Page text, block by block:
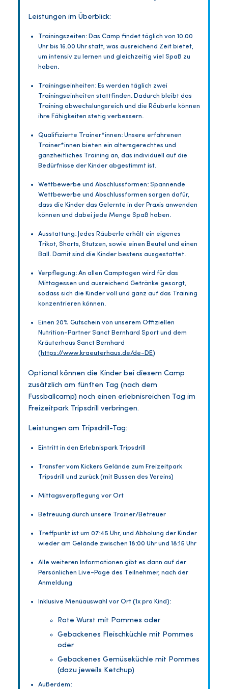
Leistungen im Überblick:
Trainingszeiten: Das Camp findet täglich von 10.00
Uhr bis 16.00 Uhr statt, was ausreichend Zeit bietet,
um intensiv zu lernen und gleichzeitig viel Spaß zu
haben.
Trainingseinheiten: Es werden täglich zwei
Trainingseinheiten stattfinden. Dadurch bleibt das
Training abwechslungsreich und die Räuberle können
ihre Fähigkeiten stetig verbessern.
Qualifizierte Trainer*innen: Unsere erfahrenen
Trainer*innen bieten ein altersgerechtes und
ganzheitliches Training an, das individuell auf die
Bedürfnisse der Kinder abgestimmt ist.
Wettbewerbe und Abschlussformen: Spannende
Wettbewerbe und Abschlussformen sorgen dafür,
dass die Kinder das Gelernte in der Praxis anwenden
können und dabei jede Menge Spaß haben.
Ausstattung: Jedes Räuberle erhält ein eigenes
Trikot, Shorts, Stutzen, sowie einen Beutel und einen
Ball. Damit sind die Kinder bestens ausgestattet.
Verpflegung: An allen Camptagen wird für das
Mittagessen und ausreichend Getränke gesorgt,
sodass sich die Kinder voll und ganz auf das Training
konzentrieren können.
Einen 20% Gutschein von unserem Offiziellen
Nutrition-Partner Sanct Bernhard Sport und dem
Kräuterhaus Sanct Bernhard
(https://www.kraeuterhaus.de/de-DE)
Optional können die Kinder bei diesem Camp
zusätzlich am fünften Tag (nach dem
Fussballcamp) noch einen erlebnisreichen Tag im
Freizeitpark Tripsdrill verbringen.
Leistungen am Tripsdrill-Tag:
Eintritt in den Erlebnispark Tripsdrill
Transfer vom Kickers Gelände zum Freizeitpark
Tripsdrill und zurück (mit Bussen des Vereins)
Mittagsverpflegung vor Ort
Betreuung durch unsere Trainer/Betreuer
Treffpunkt ist um 07:45 Uhr, und Abholung der Kinder
wieder am Gelände zwischen 18:00 Uhr und 18:15 Uhr
Alle weiteren Informationen gibt es dann auf der
Persönlichen Live-Page des Teilnehmer, nach der
Anmeldung
Inklusive Menüauswahl vor Ort (1x pro Kind):
Rote Wurst mit Pommes oder
Gebackenes Fleischküchle mit Pommes
oder
Gebackenes Gemüseküchle mit Pommes
(dazu jeweils Ketchup)
Außerdem: